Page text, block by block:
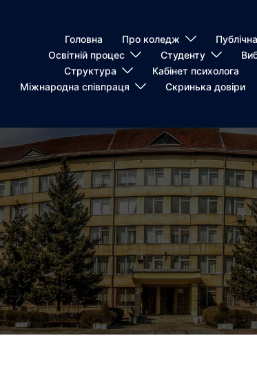
Головна Про коледж
Освітній процес
Студенту
Структура
Кабінет психолога
Міжнародна співпраця
Скринька довіри